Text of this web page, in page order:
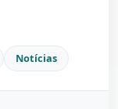
Notícias